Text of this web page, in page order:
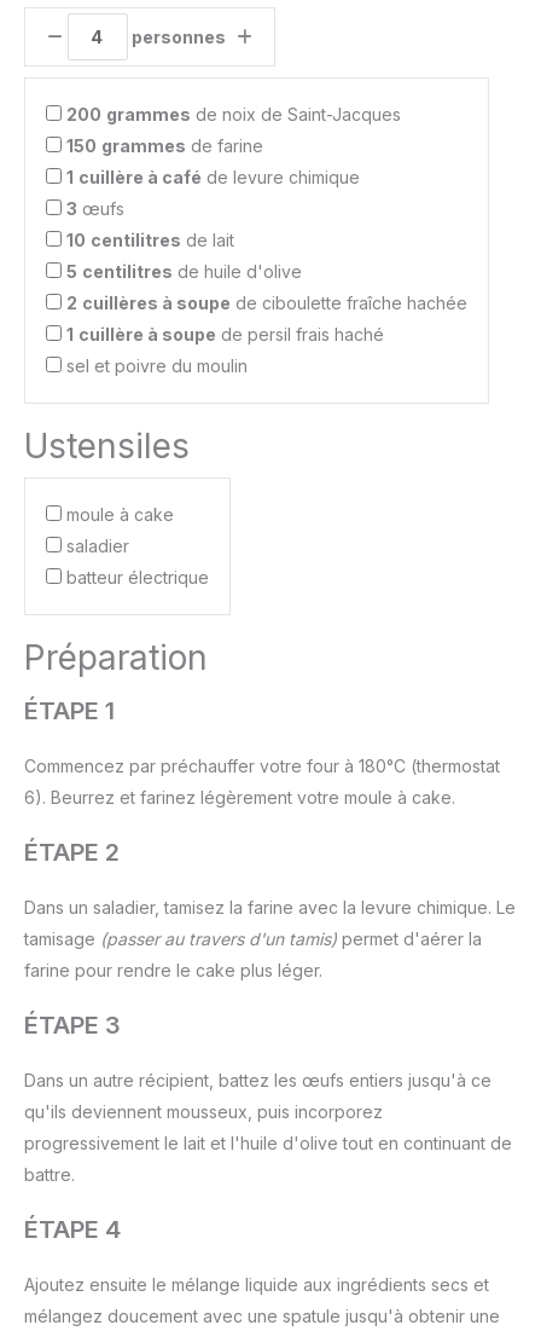
personnes
200 grammes de noix de Saint-Jacques
150 grammes de farine
1 cuillère à café de levure chimique
3 œufs
10 centilitres de lait
5 centilitres de huile d'olive
2 cuillères à soupe de ciboulette fraîche hachée
1 cuillère à soupe de persil frais haché
sel et poivre du moulin
Ustensiles
moule à cake
saladier
batteur électrique
Préparation
ÉTAPE 1
Commencez par préchauffer votre four à 180°C (thermostat
6). Beurrez et farinez légèrement votre moule à cake.
ÉTAPE 2
Dans un saladier, tamisez la farine avec la levure chimique. Le
tamisage (passer au travers d'un tamis) permet d'aérer la
farine pour rendre le cake plus léger.
ÉTAPE 3
Dans un autre récipient, battez les œufs entiers jusqu'à ce
qu'ils deviennent mousseux, puis incorporez
progressivement le lait et l'huile d'olive tout en continuant de
battre.
ÉTAPE 4
Ajoutez ensuite le mélange liquide aux ingrédients secs et
mélangez doucement avec une spatule jusqu'à obtenir une